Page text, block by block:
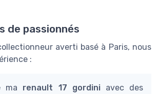
de passionnés
averti basé à Paris, nous
:
ma renault 17 gordiniavec des